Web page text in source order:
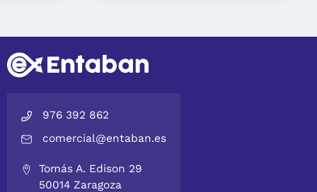
976 392 862
comercial@entaban.es
Tomás A. Edison 29
50014 Zaragoza